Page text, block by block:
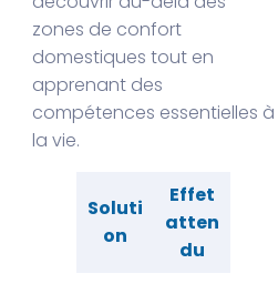
zones de confort
domestiques tout en
apprenant des
compétences essentielles à
la vie.
Soluti
on
Effet
atten
du